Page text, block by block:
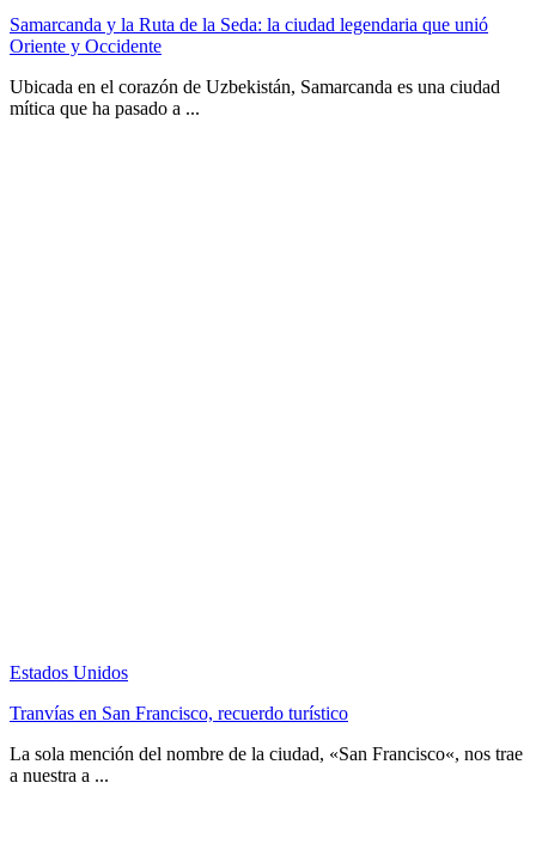
Samarcanda y la Ruta de la Seda: la ciudad legendaria que unió
Oriente y Occidente
Ubicada en el corazón de Uzbekistán, Samarcanda es una ciudad
mítica que ha pasado a ...
Estados Unidos
Tranvías en San Francisco, recuerdo turístico
La sola mención del nombre de la ciudad, «San Francisco«, nos trae
a nuestra a ...